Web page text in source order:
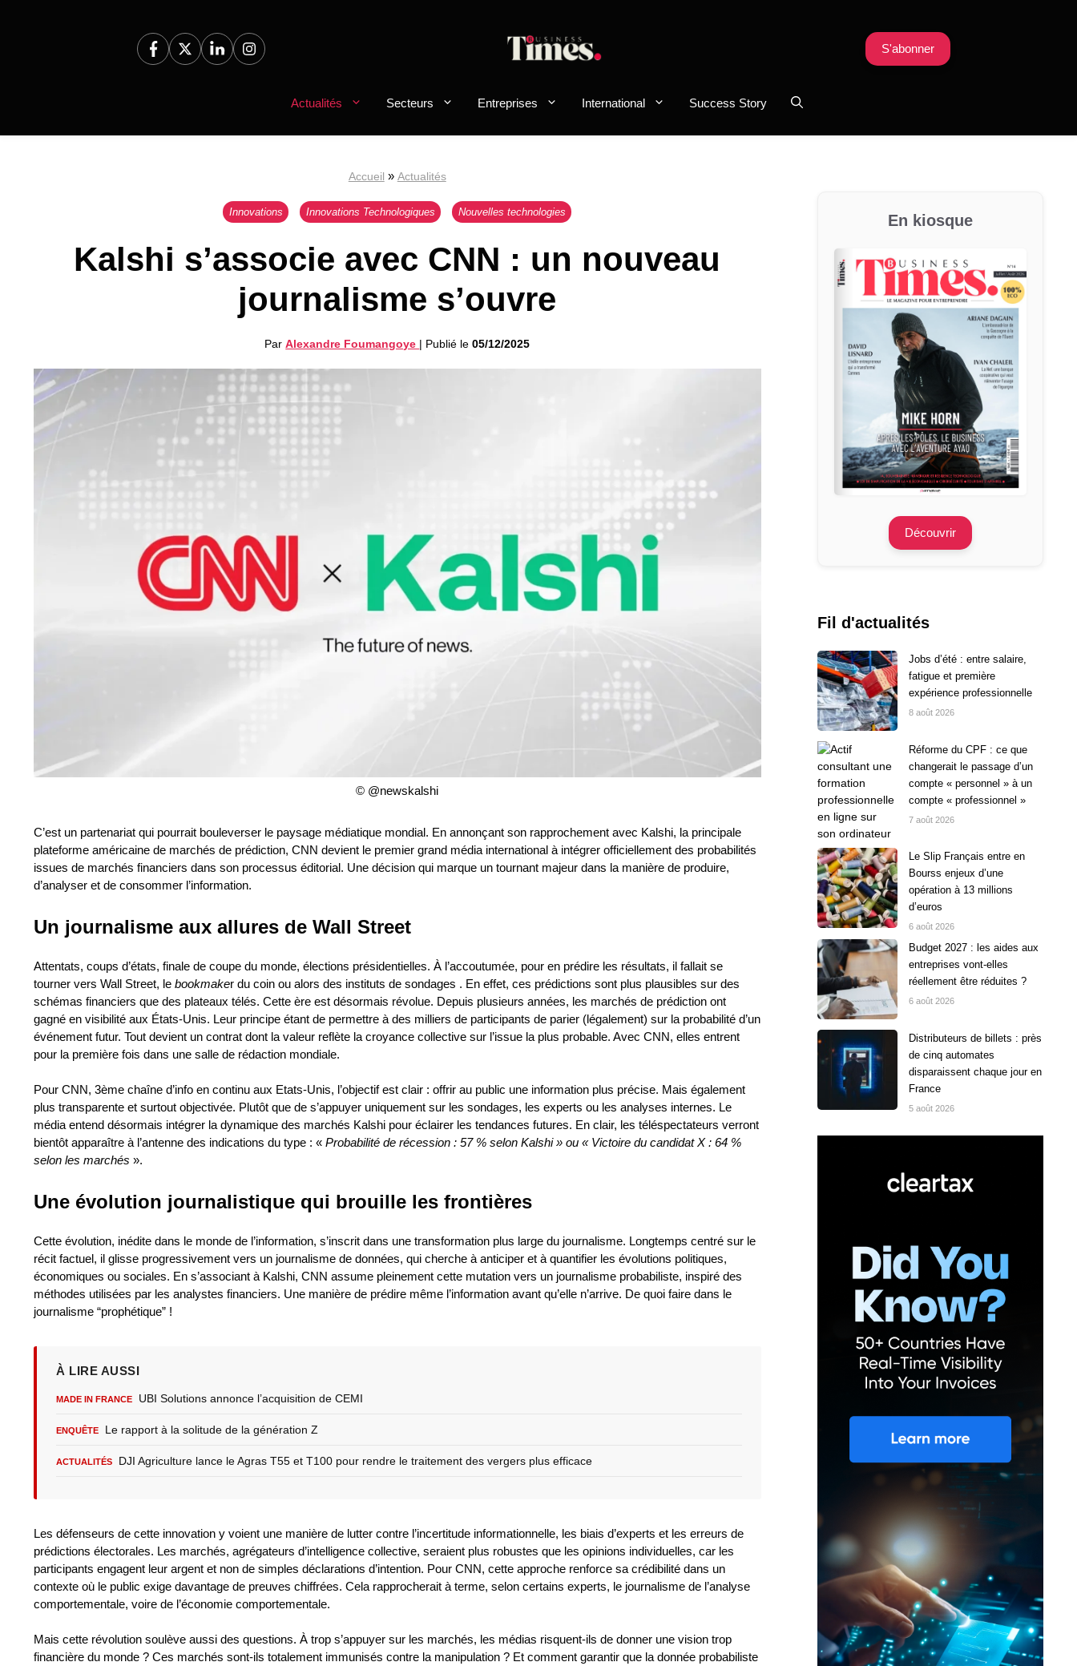
Actualités Secteurs Entreprises International Success Story
S'abonner
Accueil » Actualités
Innovations Innovations Technologiques Nouvelles technologies
Kalshi s’associe avec CNN : un nouveau
journalisme s’ouvre
ParAlexandre Foumangoye | Publié le05/12/2025
© @newskalshi
C’est un partenariat qui pourrait bouleverser le paysage médiatique mondial. En annonçant son rapprochement avec Kalshi, la principale
plateforme américaine de marchés de prédiction, CNN devient le premier grand média international à intégrer officiellement des probabilités
issues de marchés financiers dans son processus éditorial. Une décision qui marque un tournant majeur dans la manière de produire,
d’analyser et de consommer l’information.
Un journalisme aux allures de Wall Street
Attentats, coups d’états, finale de coupe du monde, élections présidentielles. À l’accoutumée, pour en prédire les résultats, il fallait se
tourner vers Wall Street, le bookmaker du coin ou alors des instituts de sondages . En effet, ces prédictions sont plus plausibles sur des
schémas financiers que des plateaux télés. Cette ère est désormais révolue. Depuis plusieurs années, les marchés de prédiction ont
gagné en visibilité aux États-Unis. Leur principe étant de permettre à des milliers de participants de parier (légalement) sur la probabilité d’un
événement futur. Tout devient un contrat dont la valeur reflète la croyance collective sur l’issue la plus probable. Avec CNN, elles entrent
pour la première fois dans une salle de rédaction mondiale.
Pour CNN, 3ème chaîne d’info en continu aux Etats-Unis, l’objectif est clair : offrir au public une information plus précise. Mais également
plus transparente et surtout objectivée. Plutôt que de s’appuyer uniquement sur les sondages, les experts ou les analyses internes. Le
média entend désormais intégrer la dynamique des marchés Kalshi pour éclairer les tendances futures. En clair, les téléspectateurs verront
bientôt apparaître à l’antenne des indications du type : « Probabilité de récession : 57 % selon Kalshi » ou « Victoire du candidat X : 64 %
selon les marchés ».
Une évolution journalistique qui brouille les frontières
Cette évolution, inédite dans le monde de l’information, s’inscrit dans une transformation plus large du journalisme. Longtemps centré sur le
récit factuel, il glisse progressivement vers un journalisme de données, qui cherche à anticiper et à quantifier les évolutions politiques,
économiques ou sociales. En s’associant à Kalshi, CNN assume pleinement cette mutation vers un journalisme probabiliste, inspiré des
méthodes utilisées par les analystes financiers. Une manière de prédire même l’information avant qu’elle n’arrive. De quoi faire dans le
journalisme “prophétique” !
À LIRE AUSSI
MADE IN FRANCE UBI Solutions annonce l’acquisition de CEMI
ENQUÊTE Le rapport à la solitude de la génération Z
ACTUALITÉS DJI Agriculture lance le Agras T55 et T100 pour rendre le traitement des vergers plus efficace
Les défenseurs de cette innovation y voient une manière de lutter contre l’incertitude informationnelle, les biais d’experts et les erreurs de
prédictions électorales. Les marchés, agrégateurs d’intelligence collective, seraient plus robustes que les opinions individuelles, car les
participants engagent leur argent et non de simples déclarations d’intention. Pour CNN, cette approche renforce sa crédibilité dans un
contexte où le public exige davantage de preuves chiffrées. Cela rapprocherait à terme, selon certains experts, le journalisme de l’analyse
comportementale, voire de l’économie comportementale.
Mais cette révolution soulève aussi des questions. À trop s’appuyer sur les marchés, les médias risquent-ils de donner une vision trop
financière du monde ? Ces marchés sont-ils totalement immunisés contre la manipulation ? Et comment garantir que la donnée probabiliste
En kiosque
Découvrir
Fil d'actualités
Jobs d’été : entre salaire,
fatigue et première
expérience professionnelle
8 août 2026
Réforme du CPF : ce que
changerait le passage d’un
compte « personnel » à un
compte « professionnel »
7 août 2026
Le Slip Français entre en
Bourss enjeux d’une
opération à 13 millions
d’euros
6 août 2026
Budget 2027 : les aides aux
entreprises vont-elles
réellement être réduites ?
6 août 2026
Distributeurs de billets : près
de cinq automates
disparaissent chaque jour en
France
5 août 2026